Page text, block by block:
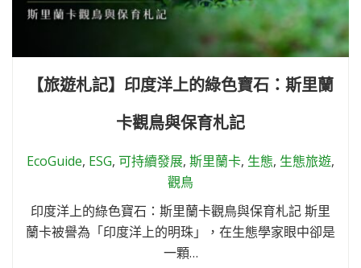
【旅遊札記】印度洋上的綠色寶石：斯里蘭
卡觀鳥與保育札記
EcoGuide, ESG, 可持續發展, 斯里蘭卡, 生態, 生態旅遊,
觀鳥
印度洋上的綠色寶石：斯里蘭卡觀鳥與保育札記 斯里
蘭卡被譽為「印度洋上的明珠」，在生態學家眼中卻是
一顆…